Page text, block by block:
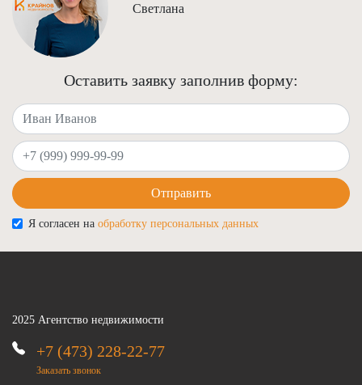
Светлана
Оставить заявку заполнив форму:
Ваше имя
Ваш телефон
Отправить
Я согласен на обработку персональных данных
2025 Агентство недвижимости
+7 (473) 228-22-77
Заказать звонок